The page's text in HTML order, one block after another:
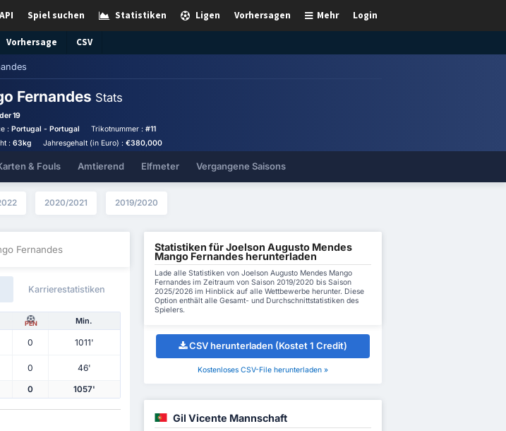
Login
Mehr
Vorhersagen
Ligen
Statistiken
Spiel suchen
API
Vorhersage CSV
Fernandes Stats
19
:Portugal - Portugal Trikotnummer : #11
:63kg Jahresgehalt (in Euro) : €380,000
& Fouls Amtierend Elfmeter Vergangene Saisons
2020/2021 2019/2020
Fernandes
Karrierestatistiken
PEN Min.
0 1011'
0 46'
0 1057'
Statistiken für Joelson Augusto Mendes
Mango Fernandes herunterladen
Lade alle Statistiken von Joelson Augusto Mendes Mango
Fernandes im Zeitraum von Saison 2019/2020 bis Saison
2025/2026 im Hinblick auf alle Wettbewerbe herunter. Diese
Option enthält alle Gesamt- und Durchschnittstatistiken des
Spielers.
CSV herunterladen (Kostet 1 Credit)
Kostenloses CSV-File herunterladen »
Gil Vicente Mannschaft